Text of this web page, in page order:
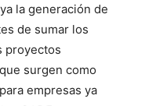
la generación de
de sumar los
proyectos
surgen como
empresas ya